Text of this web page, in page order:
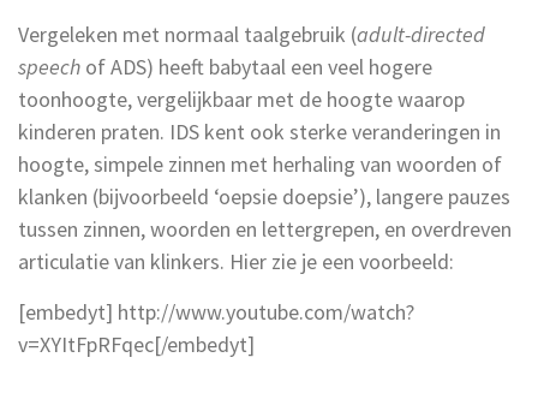
Vergeleken met normaal taalgebruik (adult-directed
speech of ADS) heeft babytaal een veel hogere
toonhoogte, vergelijkbaar met de hoogte waarop
kinderen praten. IDS kent ook sterke veranderingen in
hoogte, simpele zinnen met herhaling van woorden of
klanken (bijvoorbeeld ‘oepsie doepsie’), langere pauzes
tussen zinnen, woorden en lettergrepen, en overdreven
articulatie van klinkers. Hier zie je een voorbeeld:
[embedyt] http://www.youtube.com/watch?
v=XYItFpRFqec[/embedyt]